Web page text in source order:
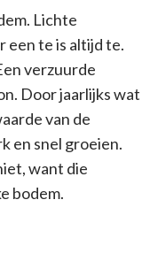
Lichte
een te is altijd te.
verzuurde
Door jaarlijks wat
van de
en snel groeien.
want die
bodem.